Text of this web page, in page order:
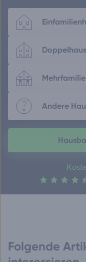
Doppelhaus
Andere
Folgende